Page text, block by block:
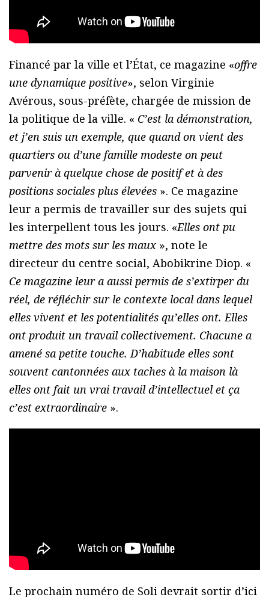
Financé par la ville et l’État, ce magazine «offre
une dynamique positive», selon Virginie
Avérous, sous-préfète, chargée de mission de
la politique de la ville. « C’est la démonstration,
et j’en suis un exemple, que quand on vient des
quartiers ou d’une famille modeste on peut
parvenir à quelque chose de positif et à des
positions sociales plus élevées ». Ce magazine
leur a permis de travailler sur des sujets qui
les interpellent tous les jours. «Elles ont pu
mettre des mots sur les maux », note le
directeur du centre social, Abobikrine Diop. «
Ce magazine leur a aussi permis de s’extirper du
réel, de réfléchir sur le contexte local dans lequel
elles vivent et les potentialités qu’elles ont. Elles
ont produit un travail collectivement. Chacune a
amené sa petite touche. D’habitude elles sont
souvent cantonnées aux taches à la maison là
elles ont fait un vrai travail d’intellectuel et ça
c’est extraordinaire ».
Le prochain numéro de Soli devrait sortir d’ici